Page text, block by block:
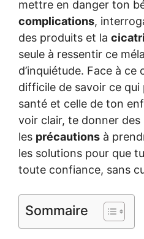
mettre en danger ton
complications,
des produits et la
seule à ressentir ce
d’inquiétude. Face à ce
difficile de savoir ce
santé et celle de ton
voir clair, te donner
les précautions à
les solutions pour que
toute confiance, sans
Sommaire